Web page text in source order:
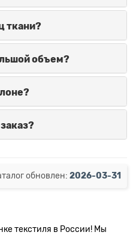
ткани?
объем?
обновлен: 2026-03-31
текстиля в России! Мы